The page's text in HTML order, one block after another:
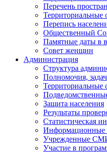
Перечень
Территориальные
Перепись
Общественный
Памятные даты в
Совет женщин
Администрация
Структура
Полномочия,
Территориальные
Защита населения
Результаты
Статистическая
Информационные
Учрежденные
Участие в